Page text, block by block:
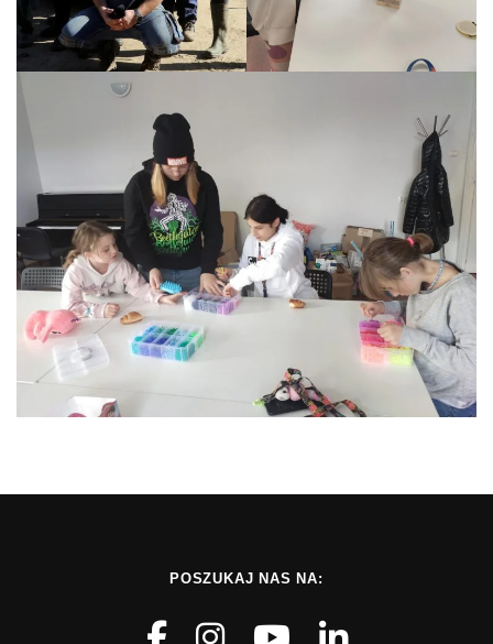
POSZUKAJ NAS NA: